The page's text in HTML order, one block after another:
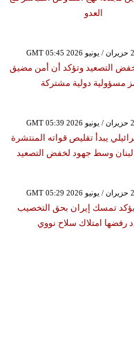
العدو
التصعيد وتؤكد أن أمن مضيق
مسؤولية دولية مشتركة
يبدأ تقليص قواته المنتشرة
وسط جهود لخفض التصعيد
تمسك إيران بحق التخصيب
رفضها امتلاك سلاح نووي